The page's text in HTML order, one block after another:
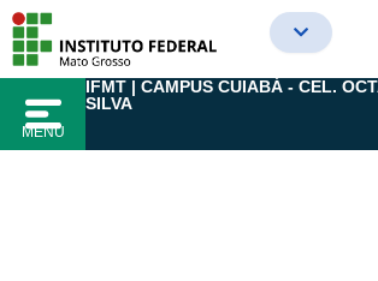
para
conteúdo
MENU
IFMT | CAMPUS CUIABÁ - CEL.
SILVA